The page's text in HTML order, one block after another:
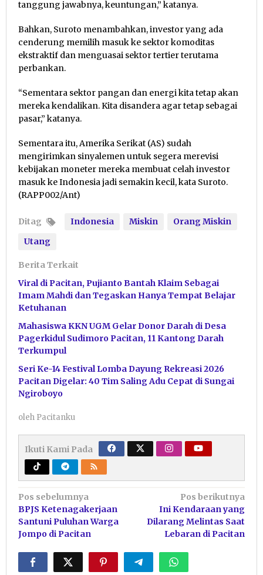
tanggung jawabnya, keuntungan,” katanya.
Bahkan, Suroto menambahkan, investor yang ada
cenderung memilih masuk ke sektor komoditas
ekstraktif dan menguasai sektor tertier terutama
perbankan.
“Sementara sektor pangan dan energi kita tetap akan
mereka kendalikan. Kita disandera agar tetap sebagai
pasar,” katanya.
Sementara itu, Amerika Serikat (AS) sudah
mengirimkan sinyalemen untuk segera merevisi
kebijakan moneter mereka membuat celah investor
masuk ke Indonesia jadi semakin kecil, kata Suroto.
(RAPP002/Ant)
Ditag Indonesia Miskin
Orang Miskin
Utang
Berita Terkait
Viral di Pacitan, Pujianto Bantah Klaim Sebagai
Imam Mahdi dan Tegaskan Hanya Tempat Belajar
Ketuhanan
Mahasiswa KKN UGM Gelar Donor Darah di Desa
Pagerkidul Sudimoro Pacitan, 11 Kantong Darah
Terkumpul
Seri Ke-14 Festival Lomba Dayung Rekreasi 2026
Pacitan Digelar: 40 Tim Saling Adu Cepat di Sungai
Ngiroboyo
oleh Pacitanku
Ikuti Kami Pada
Navigasi
pos
Pos sebelumnya
BPJS Ketenagakerjaan
Santuni Puluhan Warga
Jompo di Pacitan
Pos berikutnya
Ini Kendaraan yang
Dilarang Melintas Saat
Lebaran di Pacitan